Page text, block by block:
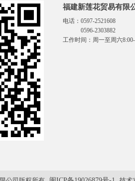
福建新莲花贸易有限
电话：0597-2521608
0596-2303882
工作时间：周一至周六